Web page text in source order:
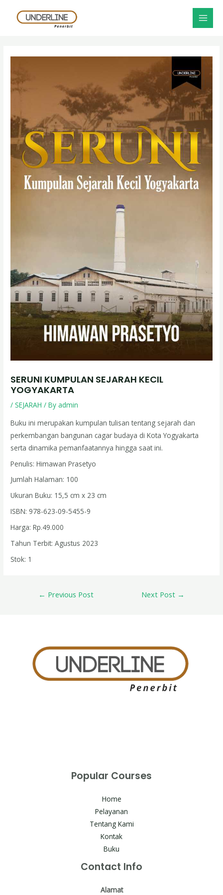
SERUNI KUMPULAN SEJARAH KECIL
YOGYAKARTA
/SEJARAH / Byadmin
Buku ini merupakan kumpulan tulisan tentang sejarah dan
perkembangan bangunan cagar budaya di Kota Yogyakarta
serta dinamika pemanfaatannya hingga saat ini.
Penulis: Himawan Prasetyo
Jumlah Halaman: 100
Ukuran Buku: 15,5 cm x 23 cm
ISBN: 978-623-09-5455-9
Harga: Rp.49.000
Tahun Terbit: Agustus 2023
Stok: 1
← Previous Post Next Post →
Popular Courses
Home
Pelayanan
Tentang Kami
Kontak
Buku
Contact Info
Alamat